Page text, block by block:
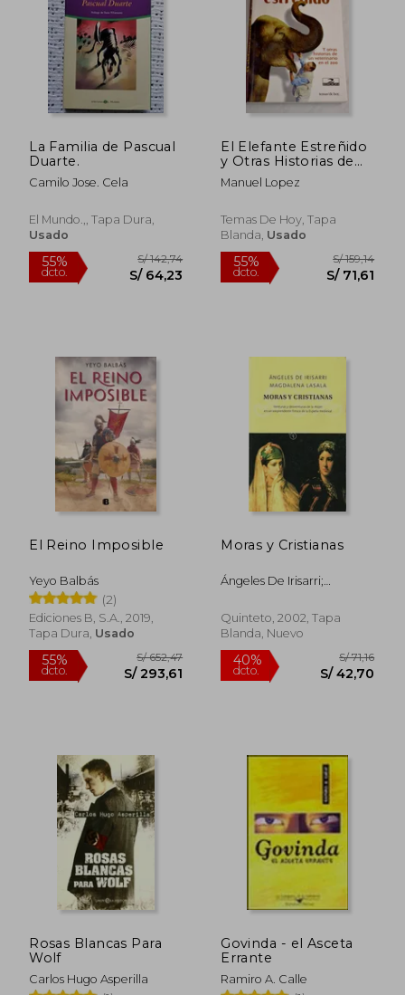
55%
dcto.
S/ 119,21
S/ 53,64
55%
dcto.
55%
dcto.
S/ 155,90
S/ 70,16
55%
dcto.
dcto. S/ 150,06 dcto.
La Familia de Pascual
Duarte.
Camilo Jose. Cela
El Mundo.,, Tapa Dura,
Usado
El Elefante Estreñido
y Otras Historias de
un Veterinario en el z
oo
Manuel Lopez
Temas De Hoy, Tapa
Blanda, Usado
El Reino Imposible
Yeyo Balbás
(2)
Ediciones B, S.A., 2019,
Tapa Dura, Usado
Moras y Cristianas
Ángeles De Irisarri;
Quinteto, 2002, Tapa
Blanda, Nuevo
Rosas Blancas Para
Wolf
Carlos Hugo Asperilla
Govinda - el Asceta
Errante
Ramiro A. Calle